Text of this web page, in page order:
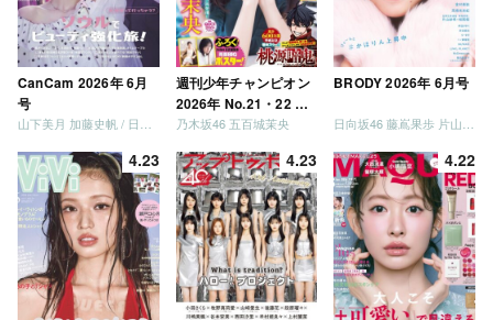
CanCam 2026年 6月
号
週刊少年チャンピオン
2026年 No.21・22 合
併号
乃木坂46 五百城茉央
BRODY 2026年 6月号
4.23 4.23 4.22